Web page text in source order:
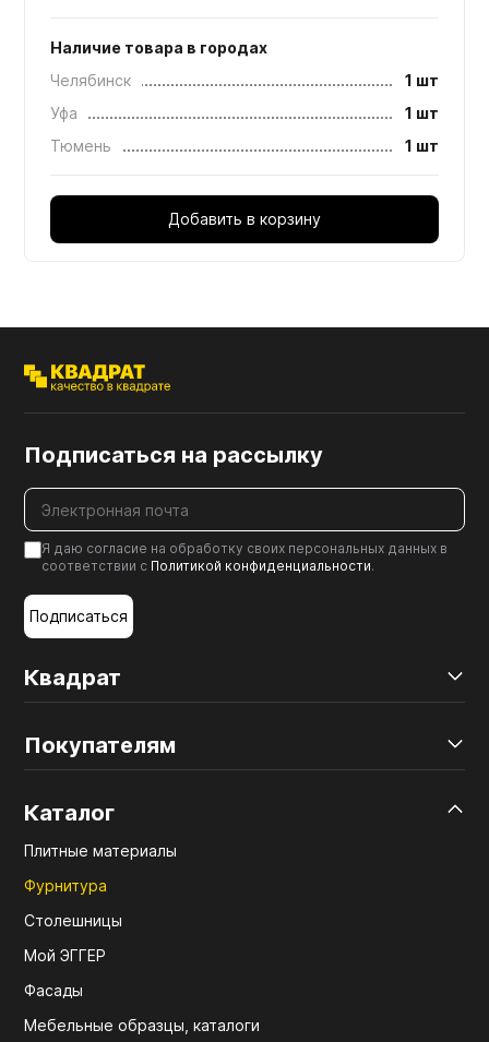
Наличие товара в городах
Челябинск
1 шт
Уфа
1 шт
Тюмень
1 шт
Добавить в корзину
Квадрат
Покупателям
Каталог
Плитные материалы
Фурнитура
Столешницы
Мой ЭГГЕР
Фасады
Мебельные образцы, каталоги
Подписаться на рассылку
Я даю согласие на обработку своих персональных данных в
соответствии с Политикой конфиденциальности.
Подписаться